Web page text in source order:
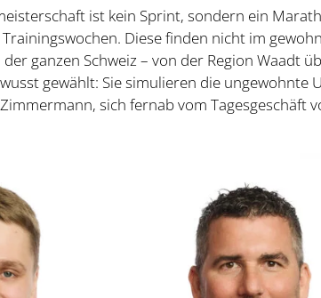
ist kein Sprint, sondern ein
Diese finden nicht im
ganzen Schweiz – von der Region Waadt
gewählt: Sie simulieren die ungewohnte
sich fernab vom Tagesgeschäft